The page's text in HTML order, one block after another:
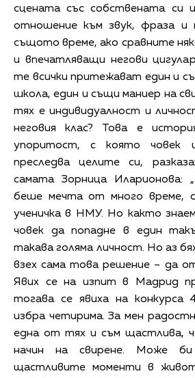
сцената със собствената си
отношение към звук, фраза и
същото време, ако сравните
и впечатляващи негови
те всички притежават един и
школа, един и същи маниер на
тях е индивидуалност и
неговия клас? Това е
упоритост, с която човек
преследва целите си,
самата Зорница Иларионова:
беше мечта от много време,
ученичка в НМУ. Но както
човек да попадне в един
такава голяма личност. Но аз
взех сама това решение – да
Явих се на изпит в Мадрид
тогава се явиха на конкурса
избра четирима. За мен
една от тях и съм щастлива,
начин на свирене. Може
щастливите моменти в